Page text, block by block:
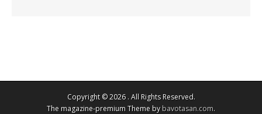
Copyright © 2026. All Rights Reserved.
The magazine-premium Theme bybavotasan.com.